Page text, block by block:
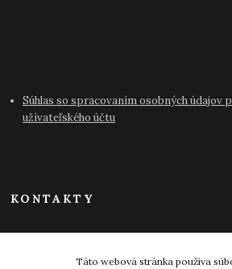
Súhlas so spracovaním osobných údajov
užívateľského účtu
KONTAKTY
Táto webová stránka používa